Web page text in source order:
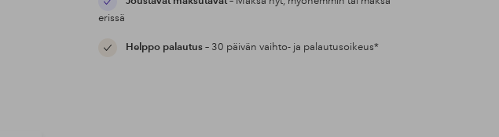
erissä
Helppo palautus– 30 päivän vaihto- ja palautusoikeus*